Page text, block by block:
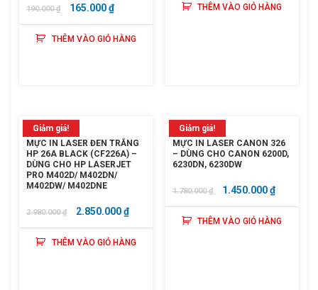
190.000₫
GIÁ
GỐC
LÀ:
165.000₫GIÁ
HIỆN
TẠI
THÊM VÀO GIỎ HÀNG
LÀ:
TẠI
THÊM VÀO GIỎ HÀNG
Giảm giá!
MỰC IN LASER ĐEN TRẮNG
HP 26A BLACK (CF226A) –
DÙNG CHO HP LASERJET
PRO M402D/ M402DN/
M402DW/ M402DNE
2.980.000₫
GIÁ
GỐC
LÀ:
2.850.000₫GIÁ
HIỆN
TẠI
THÊM VÀO GIỎ HÀNG
Giảm giá!
MỰC IN LASER CANON 326
– DÙNG CHO CANON 6200D,
6230DN, 6230DW
1.780.000₫
GIÁ
GỐC
LÀ:
1.450.000₫GIÁ
HIỆN
TẠI
THÊM VÀO GIỎ HÀNG